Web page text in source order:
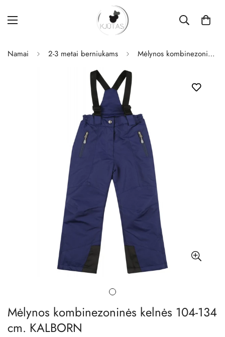
Namai 2-3 metai berniukams Mėlynos kombinezoninės kelnės 104-134 cm. KALBORN
Mėlynos kombinezoninės kelnės 104-134
cm. KALBORN